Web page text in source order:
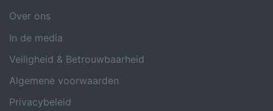
Over ons
In de media
Veiligheid & Betrouwbaarheid
Algemene voorwaarden
Privacybeleid